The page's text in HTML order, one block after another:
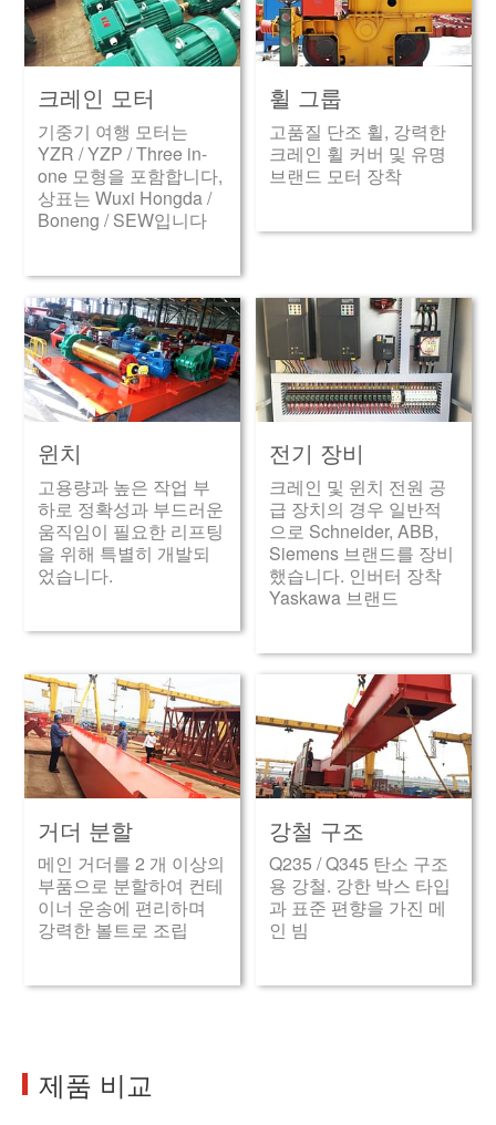
크레인 모터
기중기 여행 모터는
YZR / YZP / Three in-
one 모형을 포함합니다,
상표는 Wuxi Hongda /
Boneng / SEW입니다
휠 그룹
고품질 단조 휠, 강력한
크레인 휠 커버 및 유명
브랜드 모터 장착
윈치
고용량과 높은 작업 부
하로 정확성과 부드러운
움직임이 필요한 리프팅
을 위해 특별히 개발되
었습니다.
전기 장비
크레인 및 윈치 전원 공
급 장치의 경우 일반적
으로 Schneider, ABB,
Siemens 브랜드를 장비
했습니다. 인버터 장착
Yaskawa 브랜드
거더 분할
메인 거더를 2 개 이상의
부품으로 분할하여 컨테
이너 운송에 편리하며
강력한 볼트로 조립
강철 구조
Q235 / Q345 탄소 구조
용 강철. 강한 박스 타입
과 표준 편향을 가진 메
인 빔
제품 비교